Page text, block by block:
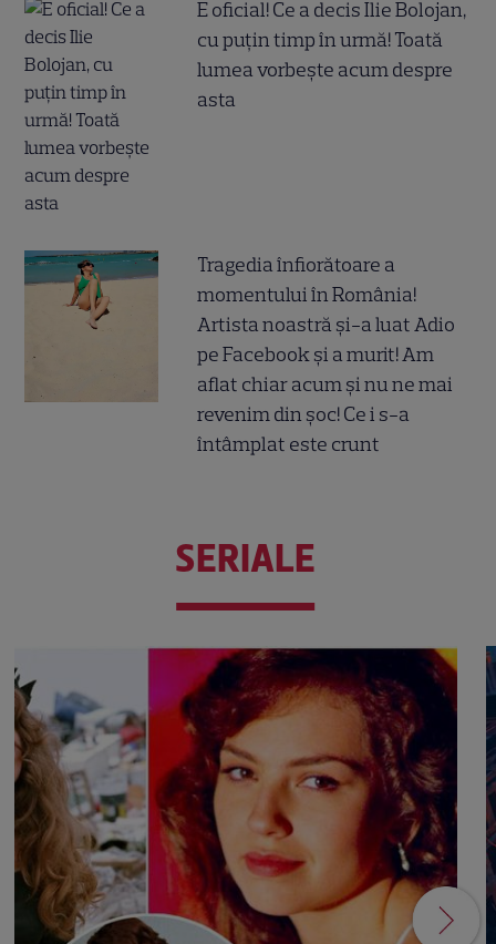
E oficial! Ce a decis Ilie Bolojan,
cu puțin timp în urmă! Toată
lumea vorbește acum despre
asta
Tragedia înfiorătoare a
momentului în România!
Artista noastră și-a luat Adio
pe Facebook și a murit! Am
aflat chiar acum și nu ne mai
revenim din șoc! Ce i s-a
întâmplat este crunt
SERIALE